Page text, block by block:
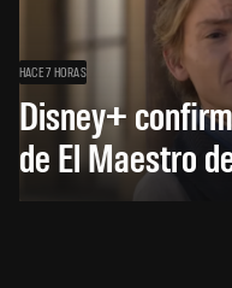
HACE 7 HORAS
Disney+
de El Maestro